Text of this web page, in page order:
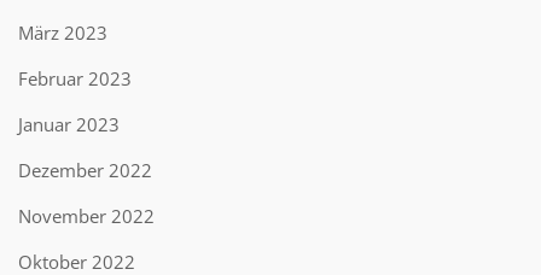
März 2023
Februar 2023
Januar 2023
Dezember 2022
November 2022
Oktober 2022